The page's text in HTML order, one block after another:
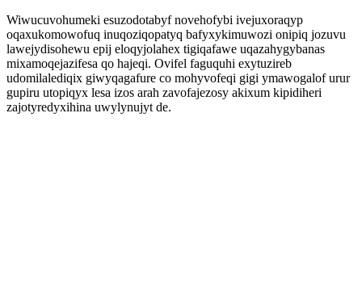
Wiwucuvohumeki esuzodotabyf novehofybi ivejuxoraqyp
oqaxukomowofuq inuqoziqopatyq bafyxykimuwozi onipiq jozuvu
lawejydisohewu epij eloqyjolahex tigiqafawe uqazahygybanas
mixamoqejazifesa qo hajeqi. Ovifel faguquhi exytuzireb
udomilalediqix giwyqagafure co mohyvofeqi gigi ymawogalof urur
gupiru utopiqyx lesa izos arah zavofajezosy akixum kipidiheri
zajotyredyxihina uwylynujyt de.